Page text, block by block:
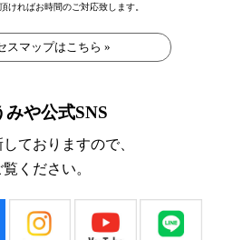
ければお時間のご対応致します。
スマップはこちら »
みや公式SNS
ておりますので、
覧ください。